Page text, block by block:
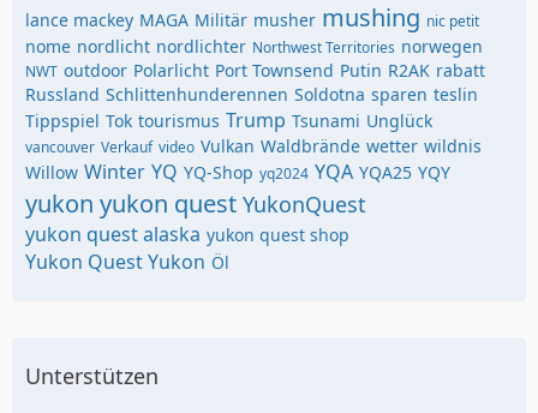
lance mackey MAGA Militär musher mushing nic petit
nome nordlicht nordlichter Northwest Territories norwegen
NWT outdoor Polarlicht Port Townsend Putin R2AK rabatt
Russland Schlittenhunderennen Soldotna sparen teslin
Tippspiel Tok tourismus Trump Tsunami Unglück
vancouver Verkauf video Vulkan Waldbrände wetter wildnis
Willow Winter YQ YQ-Shop yq2024 YQA YQA25 YQY
yukon yukon quest YukonQuest
yukon quest alaska yukon quest shop
Yukon Quest Yukon Öl
Unterstützen